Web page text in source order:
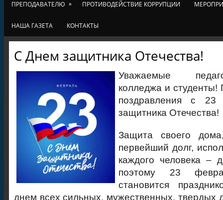
ПРЕПОДАВАТЕЛЮ » ПРОТИВОДЕЙСТВИЕ КОРРУПЦИИ
НАША ГАЗЕТА КОНТАКТЫ
С Днем защитника Отечества!
Уважаемые
колледжа и
поздравления с
защитника Отечества!
Защита своего
первейший долг,
каждого человека –
поэтому 23
становится
днем всех сильных, мужественных, твердых